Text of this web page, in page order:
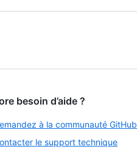
besoin d’aide ?
à la communauté GitHub
le support technique